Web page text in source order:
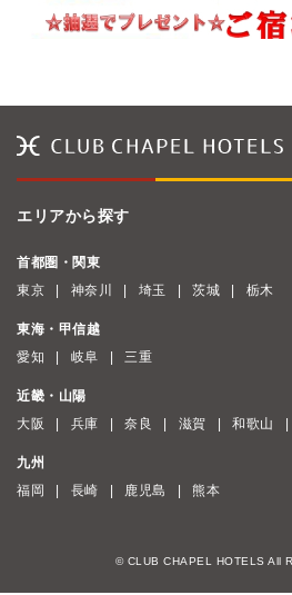
エリアから探す
首都圏・関東
東京
神奈川 埼玉 茨城 栃木
東海・甲信越
愛知
岐阜 三重
近畿・山陽
大阪
兵庫 奈良 滋賀 和歌山
九州
福岡
長崎 鹿児島 熊本
© CLUB CHAPEL HOTELS All